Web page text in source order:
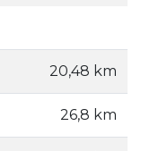
20,48 km
26,8 km